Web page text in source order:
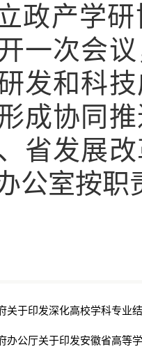
政产学
一次会
发和科
成协同
省发展
公室按职
关于印发深化高校学科专业
办公厅关于印发安徽省高等